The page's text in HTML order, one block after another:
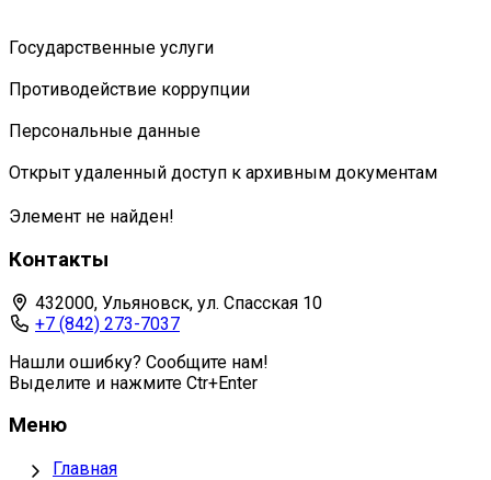
Государственные услуги
Противодействие коррупции
Персональные данные
Открыт удаленный доступ к архивным документам
Элемент не найден!
Контакты
432000, Ульяновск, ул. Спасская 10
+7 (842) 273-7037
Нашли ошибку? Сообщите нам!
Выделите и нажмите Ctr+Enter
Меню
Главная